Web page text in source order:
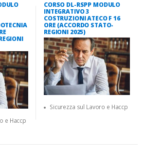
e Haccp
CORSO DL-RSPP MODULO
INTEGRATIVO 3
COSTRUZIONI ATECO F 16
ORE (ACCORDO STATO-
REGIONI 2025)
Sicurezza sul Lavoro e Haccp